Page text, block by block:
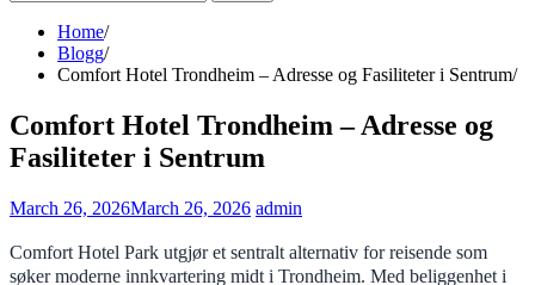
for:
Home
Blogg
Comfort Hotel Trondheim – Adresse og Fasiliteter i Sentrum
Comfort Hotel Trondheim – Adresse og
Fasiliteter i Sentrum
March 26, 2026March 26, 2026 admin
Comfort Hotel Park utgjør et sentralt alternativ for reisende som
søker moderne innkvartering midt i Trondheim. Med beliggenhet i